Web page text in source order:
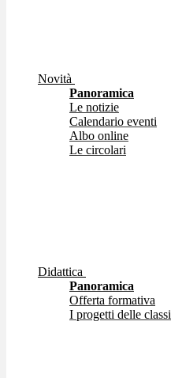
Novità
Panoramica
Le notizie
Calendario eventi
Albo online
Le circolari
Didattica
Panoramica
Offerta formativa
I progetti delle classi